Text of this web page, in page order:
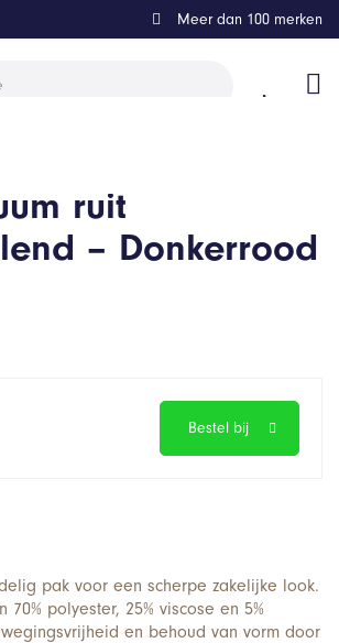
Meer dan 100 merken
ruit
– Donkerrood
Bestel bij
pak voor een scherpe zakelijke look.
polyester, 25% viscose en 5%
en behoud van vorm door